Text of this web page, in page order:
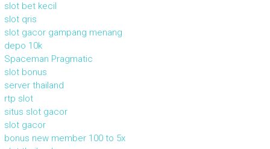
slot bet kecil
slot qris
slot gacor gampang menang
depo 10k
Spaceman Pragmatic
slot bonus
server thailand
rtp slot
situs slot gacor
slot gacor
bonus new member 100 to 5x